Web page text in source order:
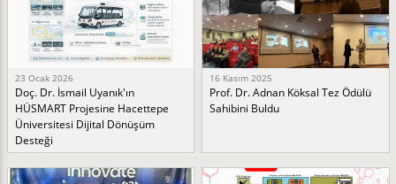
23 Ocak 2026
Doç. Dr. İsmail Uyanık'ın
HÜSMART Projesine Hacettepe
Üniversitesi Dijital Dönüşüm
Desteği
16 Kasım 2025
Prof. Dr. Adnan Köksal Tez Ödülü
Sahibini Buldu